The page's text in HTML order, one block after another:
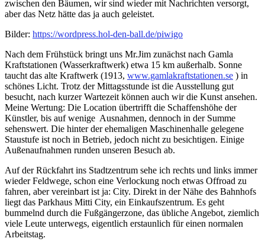
zwischen den Bäumen, wir sind wieder mit Nachrichten versorgt,
aber das Netz hätte das ja auch geleistet.
Bilder: https://wordpress.hol-den-ball.de/piwigo
Nach dem Frühstück bringt uns Mr.Jim zunächst nach Gamla
Kraftstationen (Wasserkraftwerk) etwa 15 km außerhalb. Sonne
taucht das alte Kraftwerk (1913, www.gamlakraftstationen.se ) in
schönes Licht. Trotz der Mittagsstunde ist die Ausstellung gut
besucht, nach kurzer Wartezeit können auch wir die Kunst ansehen.
Meine Wertung: Die Location übertrifft die Schaffenshöhe der
Künstler, bis auf wenige Ausnahmen, dennoch in der Summe
sehenswert. Die hinter der ehemaligen Maschinenhalle gelegene
Staustufe ist noch in Betrieb, jedoch nicht zu besichtigen. Einige
Außenaufnahmen runden unseren Besuch ab.
Auf der Rückfahrt ins Stadtzentrum sehe ich rechts und links immer
wieder Feldwege, schon eine Verlockung noch etwas Offroad zu
fahren, aber vereinbart ist ja: City. Direkt in der Nähe des Bahnhofs
liegt das Parkhaus Mitti City, ein Einkaufszentrum. Es geht
bummelnd durch die Fußgängerzone, das übliche Angebot, ziemlich
viele Leute unterwegs, eigentlich erstaunlich für einen normalen
Arbeitstag.